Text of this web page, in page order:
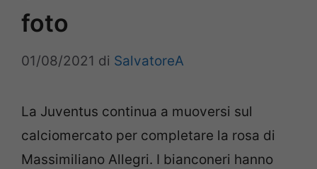
foto
01/08/2021 di SalvatoreA
La Juventus continua a muoversi sul
calciomercato per completare la rosa di
Massimiliano Allegri. I bianconeri hanno